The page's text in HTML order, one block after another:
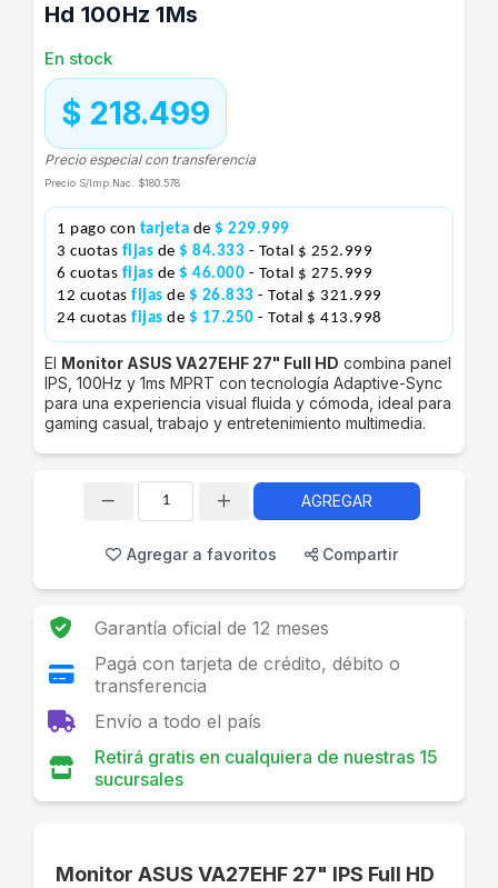
Hd 100Hz 1Ms
En stock
$ 218.499
Precio especial con transferencia
Precio S/Imp.Nac. $180.578
1 pago con tarjeta de $ 229.999
3 cuotas fijas de $ 84.333 - Total $ 252.999
6 cuotas fijas de $ 46.000 - Total $ 275.999
12 cuotas fijas de $ 26.833 - Total $ 321.999
24 cuotas fijas de $ 17.250 - Total $ 413.998
El Monitor ASUS VA27EHF 27" Full HD combina panel
IPS, 100Hz y 1ms MPRT con tecnología Adaptive-Sync
para una experiencia visual fluida y cómoda, ideal para
gaming casual, trabajo y entretenimiento multimedia.
AGREGAR
Agregar a favoritos Compartir
Garantía oficial de 12 meses
Pagá con tarjeta de crédito, débito o
transferencia
Envío a todo el país
Retirá gratis en cualquiera de nuestras 15
sucursales
Monitor ASUS VA27EHF 27" IPS Full HD